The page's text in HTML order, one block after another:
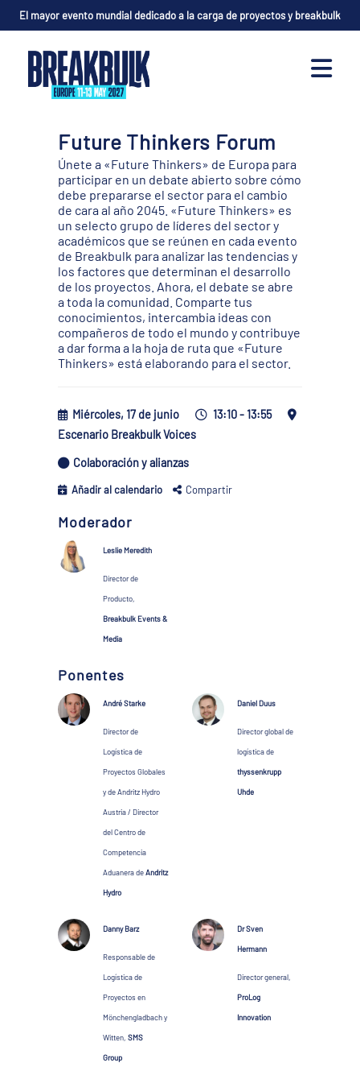
El mayor evento mundial dedicado a la carga de proyectos y breakbulk
Future Thinkers Forum
Únete a «Future Thinkers» de Europa para
participar en un debate abierto sobre cómo
debe prepararse el sector para el cambio
de cara al año 2045. «Future Thinkers» es
un selecto grupo de líderes del sector y
académicos que se reúnen en cada evento
de Breakbulk para analizar las tendencias y
los factores que determinan el desarrollo
de los proyectos. Ahora, el debate se abre
a toda la comunidad. Comparte tus
conocimientos, intercambia ideas con
compañeros de todo el mundo y contribuye
a dar forma a la hoja de ruta que «Future
Thinkers» está elaborando para el sector.
Miércoles, 17 de junio
13:10 - 13:55
Escenario Breakbulk Voices
Colaboración y alianzas
Añadir al calendario Compartir
Moderador
Leslie Meredith
Director de
Producto,
Breakbulk Events &
Media
Ponentes
André Starke
Director de
Logística de
Proyectos Globales
y de Andritz Hydro
Austria / Director
del Centro de
Competencia
Aduanera deAndritz
Hydro
Daniel Duus
Director global de
logística de
thyssenkrupp
Uhde
Danny Barz
Responsable de
Logística de
Proyectos en
Mönchengladbach y
Witten, SMS
Group
Dr Sven
Hermann
Director general,
ProLog
Innovation